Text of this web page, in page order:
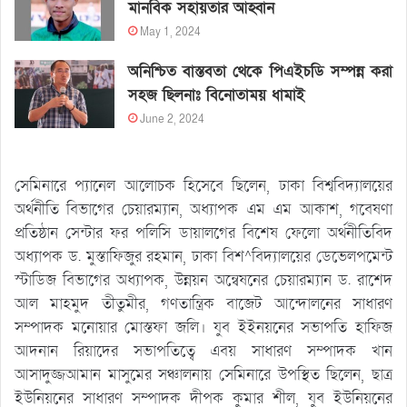
মানবিক সহায়তার আহ্বান
May 1, 2024
অনিশ্চিত বাস্তবতা থেকে পিএইচডি সম্পন্ন করা
সহজ ছিলনাঃ বিনোতাময় ধামাই
June 2, 2024
সেমিনারে প্যানেল আলোচক হিসেবে ছিলেন, ঢাকা বিশ্ববিদ্যালয়ের
অর্থনীতি বিভাগের চেয়ারম্যান, অধ্যাপক এম এম আকাশ, গবেষণা
প্রতিষ্ঠান সেন্টার ফর পলিসি ডায়ালগের বিশেষ ফেলো অর্থনীতিবিদ
অধ্যাপক ড. মুস্তাফিজুর রহমান, ঢাকা বিশ^বিদ্যালয়ের ডেভেলপমেন্ট
স্টাডিজ বিভাগের অধ্যাপক, উন্নয়ন অন্বেষনের চেয়ারম্যান ড. রাশেদ
আল মাহমুদ তীতুমীর, গণতান্ত্রিক বাজেট আন্দোলনের সাধারণ
সম্পাদক মনোয়ার মোস্তফা জলি। যুব ইইনয়নের সভাপতি হাফিজ
আদনান রিয়াদের সভাপতিত্বে এবয় সাধারণ সম্পাদক খান
আসাদুজ্জআমান মাসুমের সঞ্চালনায় সেমিনারে উপস্থিত ছিলেন, ছাত্র
ইউনিয়নের সাধারণ সম্পাদক দীপক কুমার শীল, যুব ইউনিয়নের